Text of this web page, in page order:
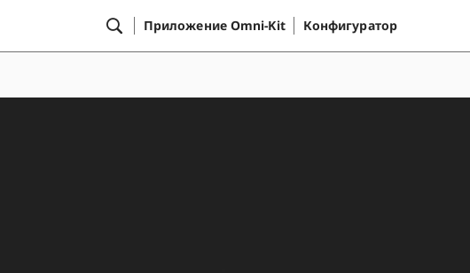
Приложение Omni-Kit Конфигуратор